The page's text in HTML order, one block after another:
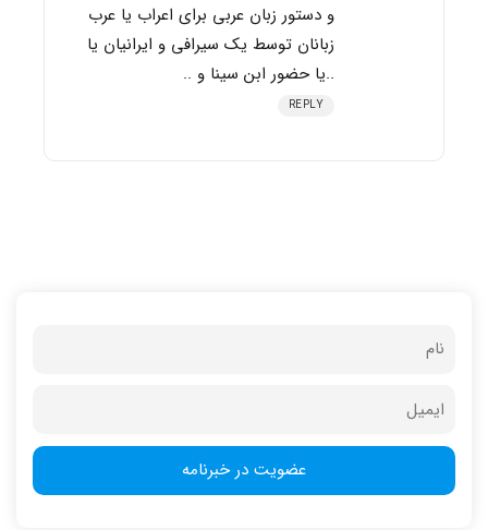
و دستور زبان عربی برای اعراب یا عرب
زبانان توسط یک سیرافی و ایرانیان یا
..یا حضور ابن سینا و ..
REPLY